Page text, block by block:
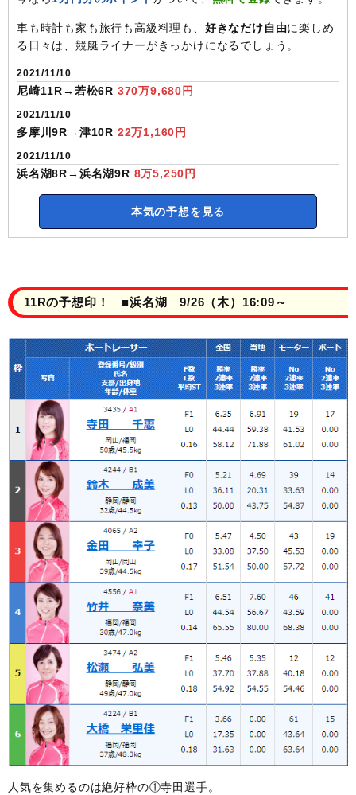
車も時計も家も旅行も高級料理も、 好きなだけ自由に楽しめ
る日々は、競艇ライナーがきっかけになるでしょう。
2021/11/10
尼崎11R→若松6R 370万9,680円
2021/11/10
多摩川9R→津10R 22万1,160円
2021/11/10
浜名湖8R→浜名湖9R 8万5,250円
本気の予想を見る
11Rの予想印！ ■浜名湖 9/26（木）16:09～
人気を集めるのは絶好枠の①寺田選手。